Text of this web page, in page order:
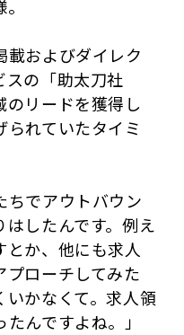
載およびダイレク
スの「助太刀社
のリードを獲得し
れていたタイミ
ちでアウトバウン
はしたんです。例え
とか、他にも求人
ローチしてみた
いかなくて。求人領
んですよね。」